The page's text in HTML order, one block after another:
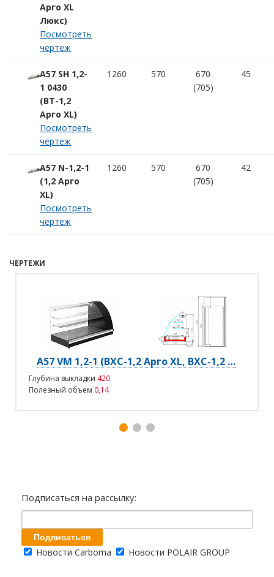
Арго XL
Люкс)
Посмотреть
чертеж
А57 SH 1,2-
1 0430
(ВТ-1,2
Арго XL)
Посмотреть
чертеж
1260 570
670
(705)
45
A57 N-1,2-1
(1,2 Арго
XL)
Посмотреть
чертеж
1260 570
670
(705)
42
ЧЕРТЕЖИ
A57 VM 1,2-1 (ВХС-1,2 Арго XL, ВХС-1,2 Арго XL Люкс)
Глубина выкладки 420
Полезный объем 0,14
Подписаться на рассылку:
Новости Carboma Новости POLAIR GROUP